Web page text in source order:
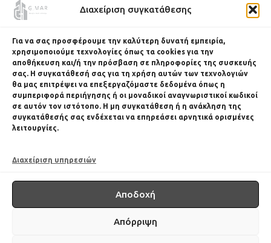
Διαχείριση συγκατάθεσης
Για να σας προσφέρουμε την καλύτερη δυνατή εμπειρία,
χρησιμοποιούμε τεχνολογίες όπως τα cookies για την
αποθήκευση και/ή την πρόσβαση σε πληροφορίες της συσκευής
σας. Η συγκατάθεσή σας για τη χρήση αυτών των τεχνολογιών
θα μας επιτρέψει να επεξεργαζόμαστε δεδομένα όπως η
συμπεριφορά περιήγησης ή οι μοναδικοί αναγνωριστικοί κωδικοί
σε αυτόν τον ιστότοπο. Η μη συγκατάθεση ή η ανάκληση της
συγκατάθεσής σας ενδέχεται να επηρεάσει αρνητικά ορισμένες
λειτουργίες.
Διαχείριση υπηρεσιών
Αποδοχή
Απόρριψη
Ενεργειακές Αναβαθμίσεις
Κάντε κλικ στο κουμπί 'Συμφωνώ' για να
ενεργοποιήσετε το Google maps.
Πολιτική Cookies